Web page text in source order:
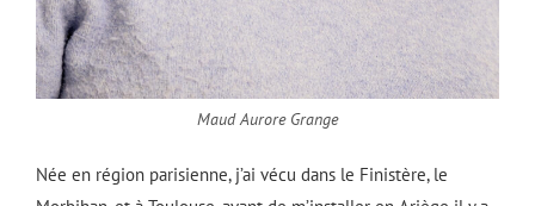
Maud Aurore Grange
Née en région parisienne, j’ai vécu dans le Finistère, le